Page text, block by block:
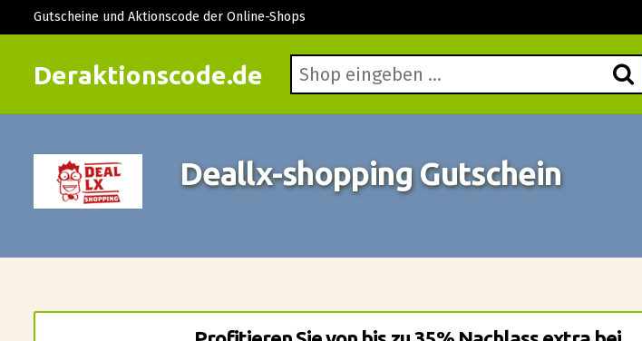
Deraktionscode.de
Gutscheine und Aktionscode der Online-Shops
Deallx-shopping Gutschein